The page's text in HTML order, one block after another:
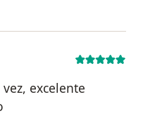
excelente